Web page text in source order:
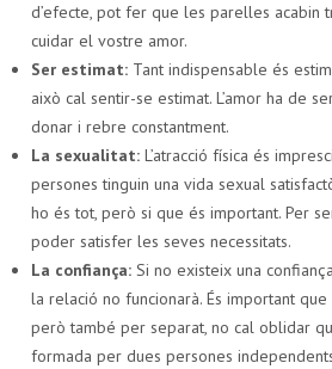
d’efecte, pot fer que les parelles acabin
cuidar el vostre amor.
Ser estimat: Tant indispensable és
això cal sentir-se estimat. L’amor ha de
donar i rebre constantment.
La sexualitat: L’atracció física és
persones tinguin una vida sexual
ho és tot, però si que és important. Per
poder satisfer les seves necessitats.
La confiança: Si no existeix una
la relació no funcionarà. És important
però també per separat, no cal oblidar
formada per dues persones